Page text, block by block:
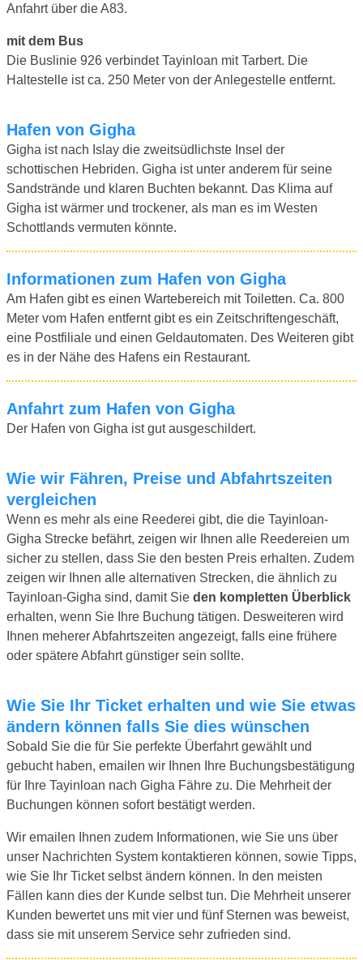
Anfahrt über die A83.
mit dem Bus
Die Buslinie 926 verbindet Tayinloan mit Tarbert. Die
Haltestelle ist ca. 250 Meter von der Anlegestelle entfernt.
Hafen von Gigha
Gigha ist nach Islay die zweitsüdlichste Insel der
schottischen Hebriden. Gigha ist unter anderem für seine
Sandstrände und klaren Buchten bekannt. Das Klima auf
Gigha ist wärmer und trockener, als man es im Westen
Schottlands vermuten könnte.
Informationen zum Hafen von Gigha
Am Hafen gibt es einen Wartebereich mit Toiletten. Ca. 800
Meter vom Hafen entfernt gibt es ein Zeitschriftengeschäft,
eine Postfiliale und einen Geldautomaten. Des Weiteren gibt
es in der Nähe des Hafens ein Restaurant.
Anfahrt zum Hafen von Gigha
Der Hafen von Gigha ist gut ausgeschildert.
Wie wir Fähren, Preise und Abfahrtszeiten
vergleichen
Wenn es mehr als eine Reederei gibt, die die Tayinloan-
Gigha Strecke befährt, zeigen wir Ihnen alle Reedereien um
sicher zu stellen, dass Sie den besten Preis erhalten. Zudem
zeigen wir Ihnen alle alternativen Strecken, die ähnlich zu
Tayinloan-Gigha sind, damit Sie den kompletten Überblick
erhalten, wenn Sie Ihre Buchung tätigen. Desweiteren wird
Ihnen meherer Abfahrtszeiten angezeigt, falls eine frühere
oder spätere Abfahrt günstiger sein sollte.
Wie Sie Ihr Ticket erhalten und wie Sie etwas
ändern können falls Sie dies wünschen
Sobald Sie die für Sie perfekte Überfahrt gewählt und
gebucht haben, emailen wir Ihnen Ihre Buchungsbestätigung
für Ihre Tayinloan nach Gigha Fähre zu. Die Mehrheit der
Buchungen können sofort bestätigt werden.
Wir emailen Ihnen zudem Informationen, wie Sie uns über
unser Nachrichten System kontaktieren können, sowie Tipps,
wie Sie Ihr Ticket selbst ändern können. In den meisten
Fällen kann dies der Kunde selbst tun. Die Mehrheit unserer
Kunden bewertet uns mit vier und fünf Sternen was beweist,
dass sie mit unserem Service sehr zufrieden sind.